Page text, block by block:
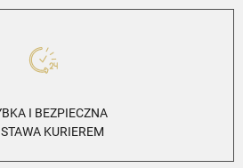
I BEZPIECZNA
KURIEREM